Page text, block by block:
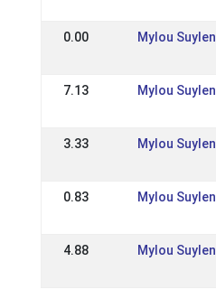
0.00 Mylou Suylen
7.13 Mylou Suylen
3.33 Mylou Suylen
0.83 Mylou Suylen
4.88 Mylou Suylen